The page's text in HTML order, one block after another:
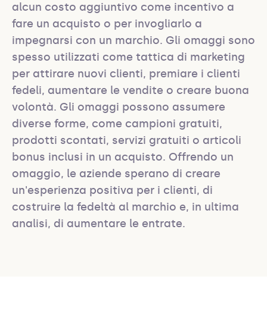
alcun costo aggiuntivo come incentivo a
fare un acquisto o per invogliarlo a
impegnarsi con un marchio. Gli omaggi sono
spesso utilizzati come tattica di marketing
per attirare nuovi clienti, premiare i clienti
fedeli, aumentare le vendite o creare buona
volontà. Gli omaggi possono assumere
diverse forme, come campioni gratuiti,
prodotti scontati, servizi gratuiti o articoli
bonus inclusi in un acquisto. Offrendo un
omaggio, le aziende sperano di creare
un'esperienza positiva per i clienti, di
costruire la fedeltà al marchio e, in ultima
analisi, di aumentare le entrate.